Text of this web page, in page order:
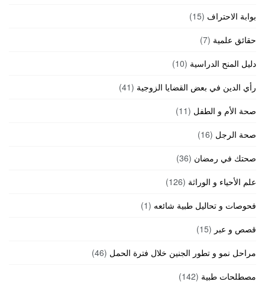
بوابة الاحتراف (15)
حقائق علمية (7)
دليل المنح الدراسية (10)
رأي الدين في بعض القضايا الزوجية (41)
صحة الأم و الطفل (11)
صحة الرجل (16)
صحتك في رمضان (36)
علم الأحياء و الوراثة (126)
فحوصات و تحاليل طبية شائعه (1)
قصص و عبر (15)
مراحل نمو و تطور الجنين خلال فترة الحمل (46)
مصطلحات طبية (142)